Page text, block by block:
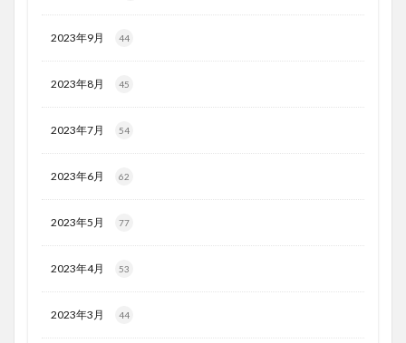
2023年9月 44
2023年8月 45
2023年7月 54
2023年6月 62
2023年5月 77
2023年4月 53
2023年3月 44